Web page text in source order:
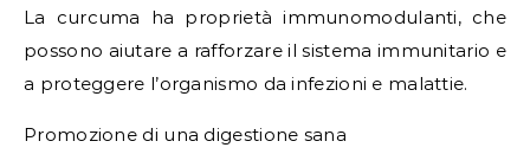
La curcuma ha proprietà immunomodulanti, che
possono aiutare a rafforzare il sistema immunitario e
a proteggere l’organismo da infezioni e malattie.
Promozione di una digestione sana